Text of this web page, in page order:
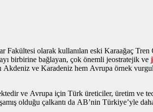
olarak kullanılan eski Karaağaç Tren
birbirine bağlayan, çok önemli jeostratejik ve
ve Karadeniz hem Avrupa örnek
ve Avrupa için Türk üreticiler, üretim ve
olduğu çalkantı da AB’nin Türkiye’yle